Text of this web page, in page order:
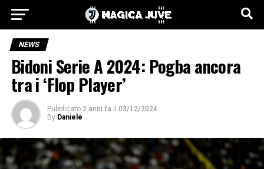
NEWS
Bidoni Serie A 2024: Pogba ancora
tra i ‘Flop Player’
Pubblicato 2 anni fa il 03/12/2024
By Daniele